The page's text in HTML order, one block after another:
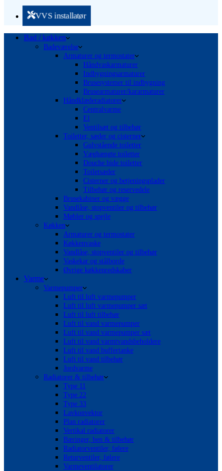
VVS installatør
Bad / køkken
Badeværelse
Armaturer og termostater
Håndvaskarmaturer
Indbygningsarmaturer
Brusesystemer til indbygning
Brusearmaturer/kararmaturer
Håndklæderadiatorer
Centralvarme
El
Ventilsæt og tilbehør
Toiletter, sæder og cisterner
Gulvstående toiletter
Væghængte toiletter
Douche bide toiletter
Toiletsæder
Cisterner og betjeningsplader
Tilbehør og reservedele
Brusekabiner og vægge
Vandlåse, stopventiler og tilbehør
Møbler og spejle
Køkken
Armaturer og termostater
Køkkenvaske
Vandlåse, stopventiler og tilbehør
Vaskekar og stålborde
Øvrige køkkenredskaber
Varme
Varmepumper
Luft til luft varmepumper
Luft til luft varmepumper sæt
Luft til luft tilbehør
Luft til vand varmepumper
Luft til vand varmepumper sæt
Luft til vand varmtvandsbeholdere
Luft til vand buffertanke
Luft til vand tilbehør
Jordvarme
Radiatorer & tilbehør
Type 11
Type 22
Type 33
Lavkonvektor
Plan radiatorer
Vertikal radiatorer
Bæringer, ben & tilbehør
Radiatorventiler, følere
Returventiler, følere
Varmeventilatorer